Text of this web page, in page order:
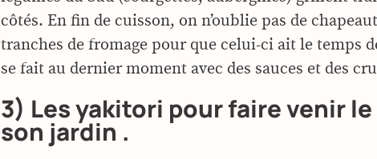
côtés. En fin de cuisson, on n’oublie pas de
tranches de fromage pour que celui-ci ait le temps
se fait au dernier moment avec des sauces et des
3) Les yakitori pour faire venir
son jardin .